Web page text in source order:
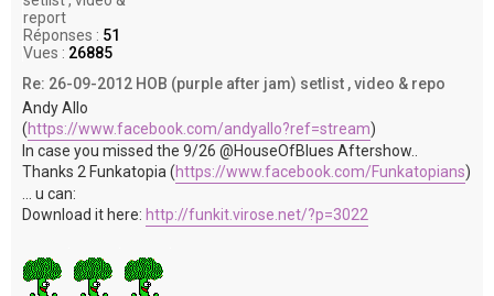
report
Réponses : 51
Vues : 26885
Re: 26-09-2012 HOB (purple after jam) setlist , video & repo
Andy Allo
(https://www.facebook.com/andyallo?ref=stream)
In case you missed the 9/26 @HouseOfBlues Aftershow..
Thanks 2 Funkatopia (https://www.facebook.com/Funkatopians)
... u can:
Download it here: http://funkit.virose.net/?p=3022